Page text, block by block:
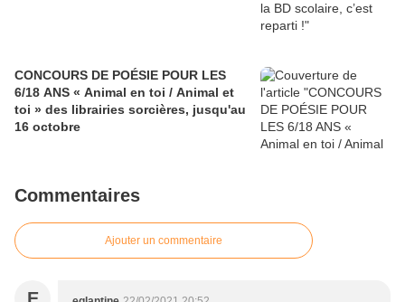
CONCOURS DE POÉSIE POUR LES
6/18 ANS « Animal en toi / Animal et
toi » des librairies sorcières, jusqu'au
16 octobre
Commentaires
Ajouter un commentaire